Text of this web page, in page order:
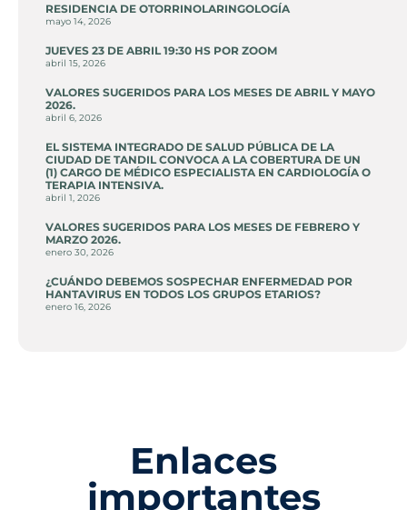
RESIDENCIA DE OTORRINOLARINGOLOGÍA
mayo 14, 2026
JUEVES 23 DE ABRIL 19:30 HS POR ZOOM
abril 15, 2026
VALORES SUGERIDOS PARA LOS MESES DE ABRIL Y MAYO
2026.
abril 6, 2026
EL SISTEMA INTEGRADO DE SALUD PÚBLICA DE LA
CIUDAD DE TANDIL CONVOCA A LA COBERTURA DE UN
(1) CARGO DE MÉDICO ESPECIALISTA EN CARDIOLOGÍA O
TERAPIA INTENSIVA.
abril 1, 2026
VALORES SUGERIDOS PARA LOS MESES DE FEBRERO Y
MARZO 2026.
enero 30, 2026
¿CUÁNDO DEBEMOS SOSPECHAR ENFERMEDAD POR
HANTAVIRUS EN TODOS LOS GRUPOS ETARIOS?
enero 16, 2026
Enlaces
importantes